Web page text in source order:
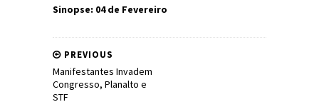
Sinopse: 04 de Fevereiro
PREVIOUS
Manifestantes Invadem
Congresso, Planalto e
STF